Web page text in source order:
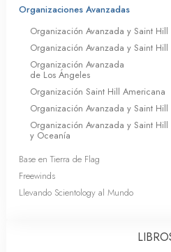
Organizaciones Avanzadas
Organización Avanzada y Saint
Organización Avanzada y Saint Hill
Organización Avanzada
de Los Ángeles
Organización Saint Hill Americana
Organización Avanzada y Saint
Organización Avanzada y Saint
y Oceanía
Base en Tierra de Flag
Freewinds
Llevando Scientology al Mundo